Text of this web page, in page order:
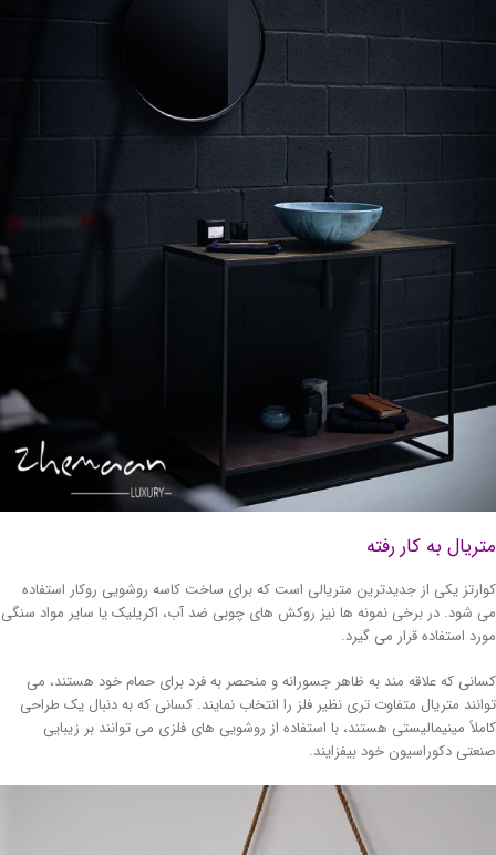
به کار رفته
یکی از جدیدترین متریالی است که برای ساخت کاسه روشویی روکار استفاده
شود. در برخی نمونه ها نیز روکش های چوبی ضد آب، اکریلیک یا سایر مواد سنگی
استفاده قرار می گیرد.
که علاقه مند به ظاهر جسورانه و منحصر به فرد برای حمام خود هستند، می
متریال متفاوت تری نظیر فلز را انتخاب نمایند. کسانی که به دنبال یک طراحی
مینیمالیستی هستند، با استفاده از روشویی های فلزی می توانند بر زیبایی
دکوراسیون خود بیفزایند.